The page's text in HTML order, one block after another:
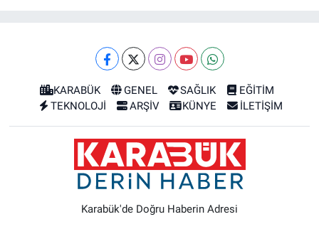
KARABÜK GENEL SAĞLIK
EĞİTİM
TEKNOLOJİ
ARŞİV KÜNYE İLETİŞİM
Karabük'de Doğru Haberin Adresi